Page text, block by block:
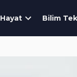
Hayat Bilim